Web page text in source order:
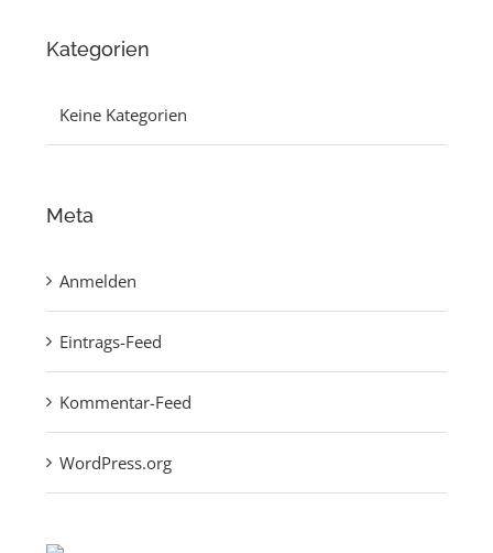
Kategorien
Keine Kategorien
Meta
Anmelden
Eintrags-Feed
Kommentar-Feed
WordPress.org